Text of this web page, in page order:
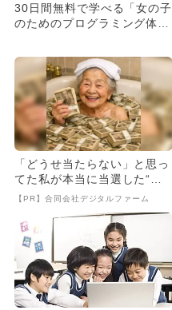
30日間無料で学べる「女の子
のためのプログラミング体験
「どうせ当たらない」と思っ
てた私が本当に当選した“買
い方”がこれ
【PR】合同会社デジタルファーム